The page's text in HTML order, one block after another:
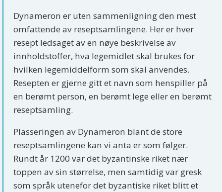
Dynameron er uten sammenligning den mest
omfattende av reseptsamlingene. Her er hver
resept ledsaget av en nøye beskrivelse av
innholdstoffer, hva legemidlet skal brukes for
hvilken legemiddelform som skal anvendes.
Resepten er gjerne gitt et navn som henspiller på
en berømt person, en berømt lege eller en berømt
reseptsamling.
Plasseringen av Dynameron blant de store
reseptsamlingene kan vi anta er som følger.
Rundt år 1200 var det byzantinske riket nær
toppen av sin størrelse, men samtidig var gresk
som språk utenefor det byzantiske riket blitt et